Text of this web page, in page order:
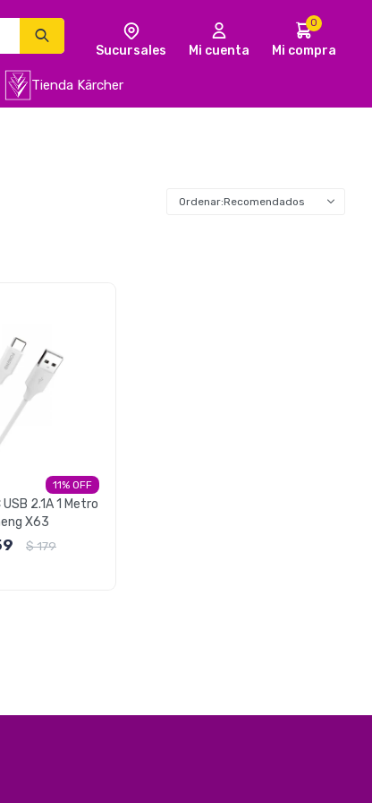
Tienda Kärcher
0
Recomendados
11
2.1A 1 Metro
X63
$179